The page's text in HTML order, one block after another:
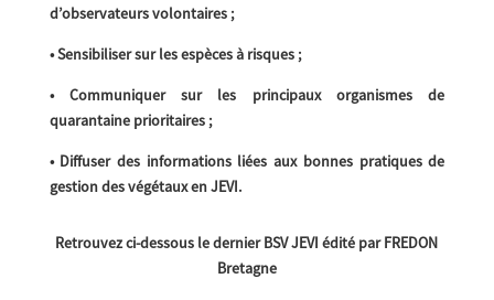
d’observateurs volontaires ;
• Sensibiliser sur les espèces à risques ;
• Communiquer sur les principaux organismes de
quarantaine prioritaires ;
• Diffuser des informations liées aux bonnes pratiques de
gestion des végétaux en JEVI.
Retrouvez ci-dessous le dernier BSV JEVI édité par FREDON
Bretagne